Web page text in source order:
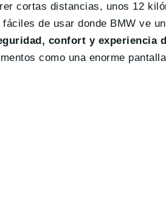
cortas distancias, unos 12
de usar donde BMW ve
confort y experiencia
como una enorme